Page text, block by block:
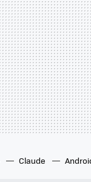
Claude